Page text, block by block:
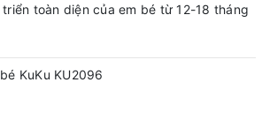
toàn diện của em bé từ 12-18 tháng
KuKu KU2096